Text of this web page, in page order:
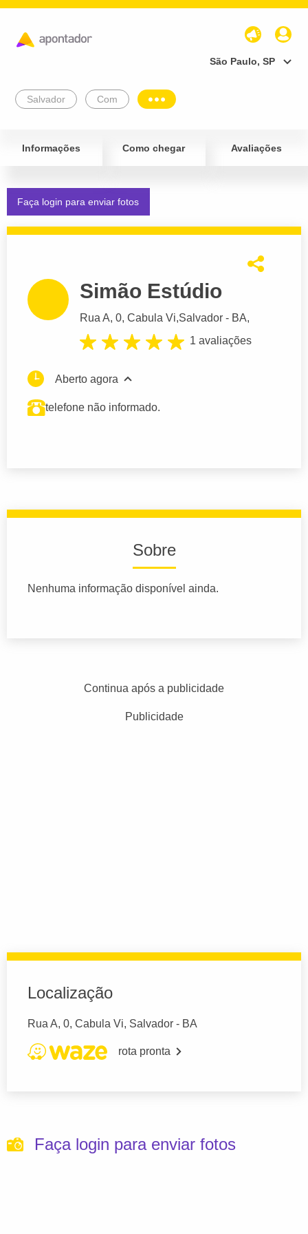
São Paulo, SP
Salvador Com
Informações Como chegar Avaliações
Faça login para enviar fotos
Simão Estúdio
Rua A, 0, Cabula Vi,Salvador - BA,
1 avaliações
Aberto agora
telefone não informado.
Sobre
Nenhuma informação disponível ainda.
Continua após a publicidade
Publicidade
Localização
Rua A, 0, Cabula Vi, Salvador - BA
rota pronta
Faça login para enviar fotos